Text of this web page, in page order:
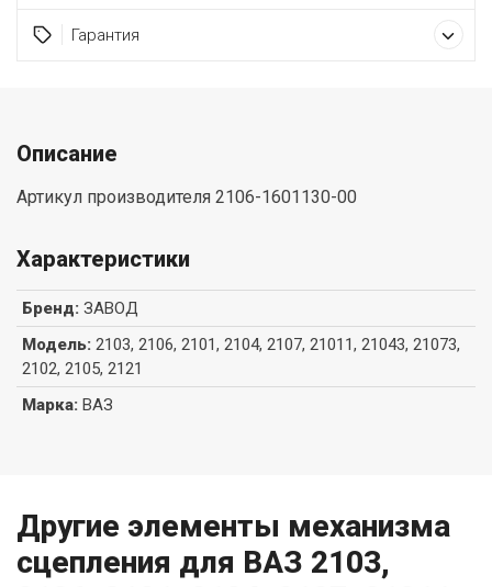
Гарантия
Описание
Артикул производителя 2106-1601130-00
Характеристики
Бренд: ЗАВОД
Модель: 2103, 2106, 2101, 2104, 2107, 21011, 21043, 21073,
2102, 2105, 2121
Марка: ВАЗ
Другие элементы механизма
сцепления для ВАЗ 2103,